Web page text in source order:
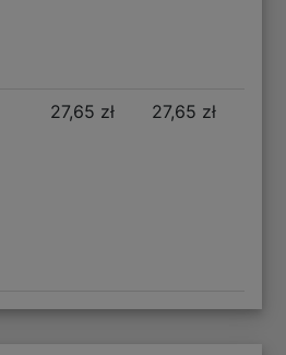
27,65 zł 27,65 zł